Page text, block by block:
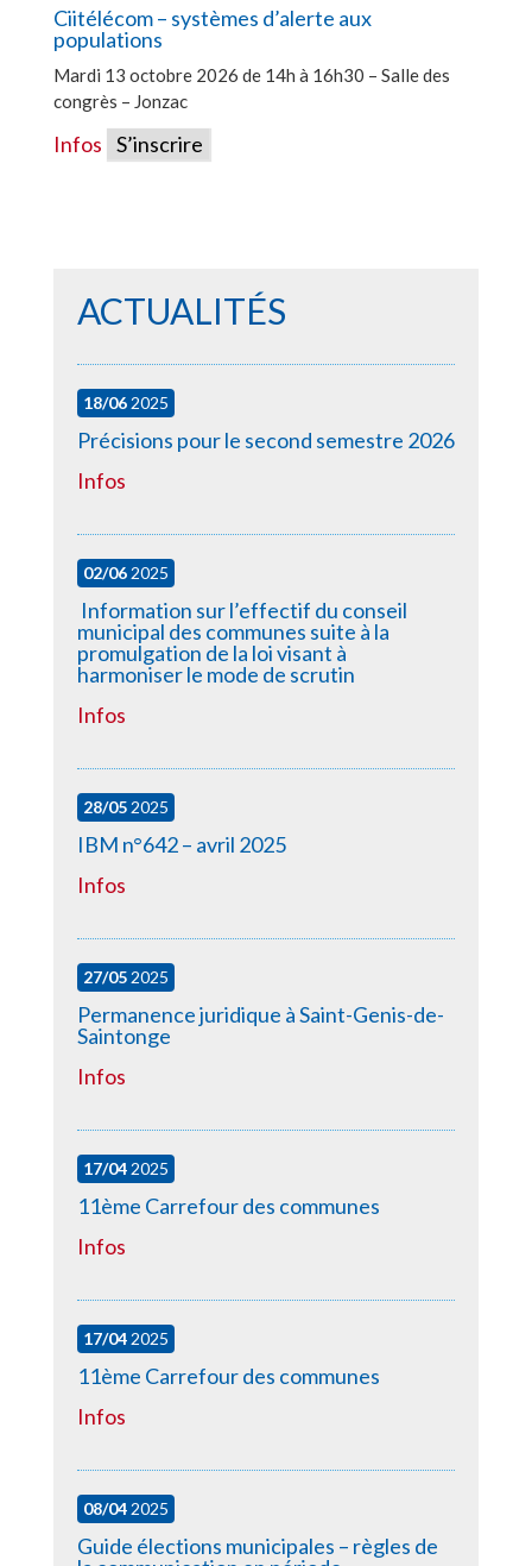
Ciitélécom – systèmes d’alerte aux
populations
Mardi 13 octobre 2026 de 14h à 16h30 – Salle des
congrès – Jonzac
Infos S’inscrire
ACTUALITÉS
18/062025
Précisions pour le second semestre 2026
Infos
02/062025
Information sur l’effectif du conseil
municipal des communes suite à la
promulgation de la loi visant à
harmoniser le mode de scrutin
Infos
28/052025
IBM n°642 – avril 2025
Infos
27/052025
Permanence juridique à Saint-Genis-de-
Saintonge
Infos
17/042025
11ème Carrefour des communes
Infos
17/042025
11ème Carrefour des communes
Infos
08/042025
Guide élections municipales – règles de